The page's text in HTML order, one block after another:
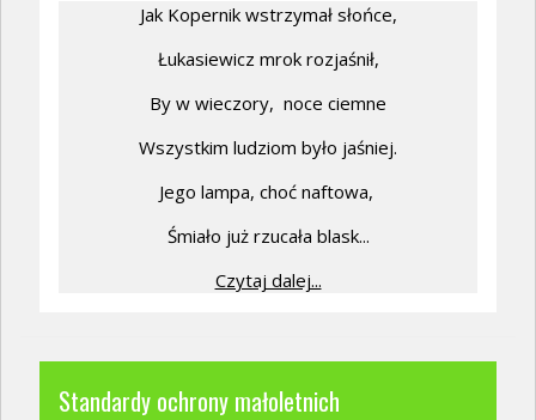
Jak Kopernik wstrzymał słońce,
Łukasiewicz mrok rozjaśnił,
By w wieczory, noce ciemne
Wszystkim ludziom było jaśniej.
Jego lampa, choć naftowa,
Śmiało już rzucała blask...
Czytaj dalej...
Standardy ochrony małoletnich